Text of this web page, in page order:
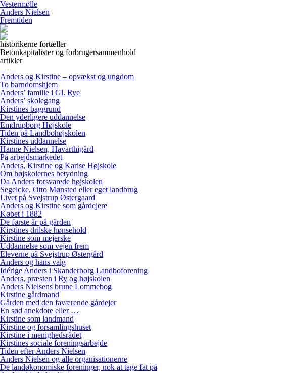
Vestermølle
Anders Nielsen
Fremtiden
historikerne fortæller
Betonkapitalister og forbrugersammenhold
artikler
Anders og Kirstine – opvækst og ungdom
To barndomshjem
Anders’ familie i Gl. Rye
Anders’ skolegang
Kirstines baggrund
Den yderligere uddannelse
Emdrupborg Højskole
Tiden på Landbohøjskolen
Kirstines uddannelse
Hanne Nielsen, Havarthigård
På arbejdsmarkedet
Anders, Kirstine og Karise Højskole
Om højskolernes betydning
Da Anders forsvarede højskolen
Segelcke, Otto Mønsted eller eget landbrug
Livet på Svejstrup Østergaard
Anders og Kirstine som gårdejere
Købet i 1882
De første år på gården
Kirstines drilske hønsehold
Kirstine som mejerske
Uddannelse som vejen frem
Eleverne på Svejstrup Østergård
Anders og hans valg
Idérige Anders i Skanderborg Landboforening
Anders, præsten i Ry og højskolen
Anders Nielsens brune Lommebog
Kirstine gårdmand
Gården med den faværende gårdejer
En sød anekdote eller …
Kirstine som landmand
Kirstine og forsamlingshuset
Kirstine i menighedsrådet
Kirstines sociale foreningsarbejde
Tiden efter Anders Nielsen
Anders Nielsen og alle organisationerne
De landøkonomiske foreninger, nok at tage fat på